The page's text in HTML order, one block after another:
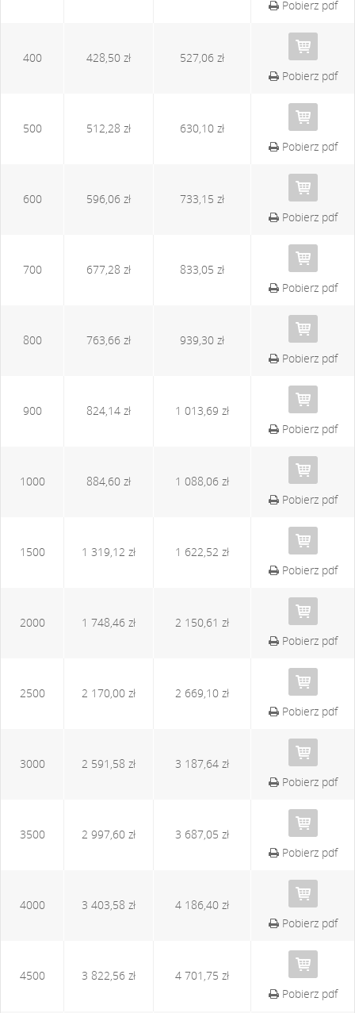
Pobierz pdf
400 428,50 zł
527,06 zł
Pobierz pdf
500 512,28 zł
630,10 zł
Pobierz pdf
600 596,06 zł
733,15 zł
Pobierz pdf
700 677,28 zł
833,05 zł
Pobierz pdf
800 763,66 zł
939,30 zł
Pobierz pdf
900 824,14 zł
1 013,69 zł
Pobierz pdf
1000 884,60 zł
1 088,06 zł
Pobierz pdf
1500 1 319,12 zł
1 622,52 zł
Pobierz pdf
2000 1 748,46 zł
2 150,61 zł
Pobierz pdf
2500 2 170,00 zł
2 669,10 zł
Pobierz pdf
3000 2 591,58 zł
3 187,64 zł
Pobierz pdf
3500 2 997,60 zł
3 687,05 zł
Pobierz pdf
4000 3 403,58 zł
4 186,40 zł
Pobierz pdf
4500 3 822,56 zł
4 701,75 zł
Pobierz pdf